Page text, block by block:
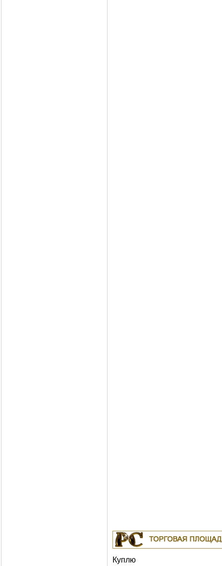
Куплю